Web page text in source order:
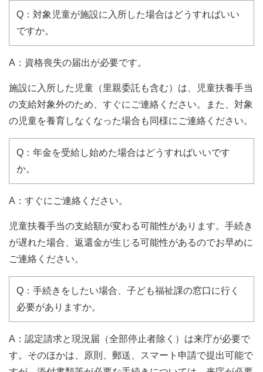
Q：対象児童が施設に入所した場合はどうすればいい
ですか。
A：資格喪失の届出が必要です。
施設に入所した児童（里親委託も含む）は、児童扶養手当
の支給対象外のため、すぐにご連絡ください。また、対象
の児童を養育しなくなった場合も同様にご連絡ください。
Q：年金を受給し始めた場合はどうすればいいです
か。
A：すぐにご連絡ください。
児童扶養手当の支給額が変わる可能性があります。手続き
が遅れた場合、返還金が生じる可能性があるのでお早めに
ご連絡ください。
Q：手続きをしたい場合、子ども福祉課の窓口に行く
必要がありますか。
A：認定請求と現況届（全部停止者除く）は来庁が必要で
す。そのほかは、原則、郵送、スマート申請で提出可能で